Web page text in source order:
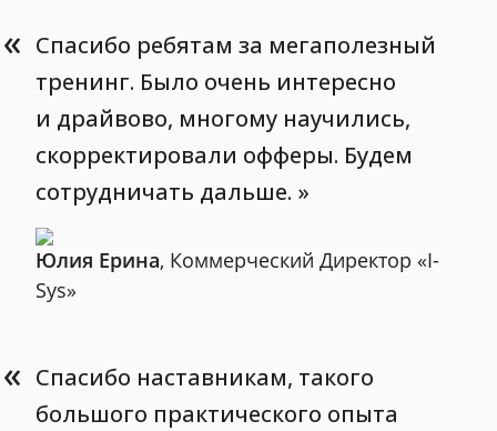
« Спасибо ребятам за мегаполезный
тренинг. Было очень интересно
и драйвово, многому научились,
скорректировали офферы. Будем
сотрудничать дальше.
Юлия Ерина, Коммерческий Директор «I-
Sys»
« Спасибо наставникам, такого
большого практического опыта